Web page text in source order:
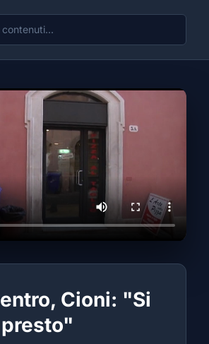
Cioni: "Si